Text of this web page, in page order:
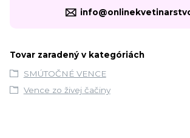
Tovar zaradený v kategóriách
SMÚTOČNÉ VENCE
Vence zo živej čačiny